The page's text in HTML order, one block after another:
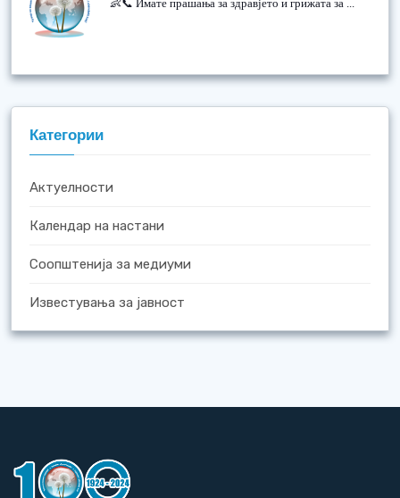
👶📞 Имате прашања за здравјето и грижата за ...
Категории
Актуелности
Календар на настани
Соопштенија за медиуми
Известувања за јавност